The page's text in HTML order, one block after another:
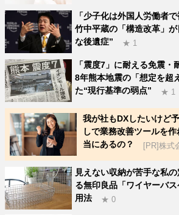
「少子化は外国人労働者
竹中平蔵の「構造改革」
な後遺症”
★ 1
「震度7」に耐える免震
8年熊本地震の「想定を超
た“現行基準の弱点”
★ 1
我が社もDXしたいけど
しで業務改善ツールを
当にあるの？
[PR]株式
見えない収納が苦手な私
る無印良品「ワイヤーバ
用法
★ 0